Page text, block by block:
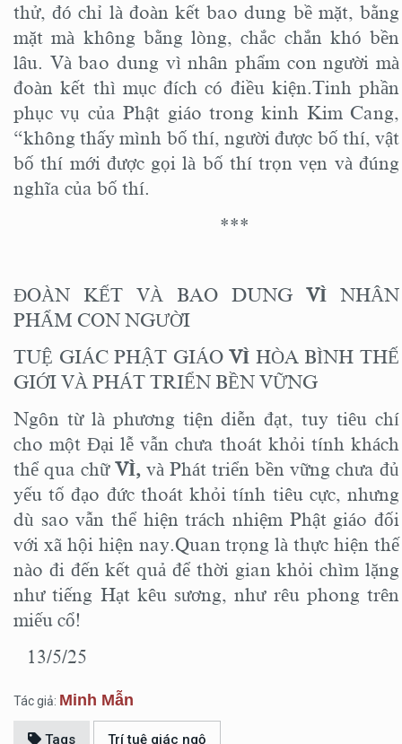
thử, đó chỉ là đoàn kết bao dung bề mặt, bằng
mặt mà không bằng lòng, chắc chắn khó bền
lâu. Và bao dung vì nhân phẩm con người mà
đoàn kết thì mục đích có điều kiện.Tinh phần
phục vụ của Phật giáo trong kinh Kim Cang,
“không thấy mình bố thí, người được bố thí, vật
bố thí mới được gọi là bố thí trọn vẹn và đúng
nghĩa của bố thí.
***
ĐOÀN KẾT VÀ BAO DUNG VÌ NHÂN
PHẨM CON NGƯỜI
TUỆ GIÁC PHẬT GIÁOVÌ HÒA BÌNH THẾ
GIỚI VÀ PHÁT TRIỂN BỀN VỮNG
Ngôn từ là phương tiện diễn đạt, tuy tiêu chí
cho một Đại lễ vẫn chưa thoát khỏi tính khách
thể qua chữ VÌ, và Phát triển bền vững chưa đủ
yếu tố đạo đức thoát khỏi tính tiêu cực, nhưng
dù sao vẫn thể hiện trách nhiệm Phật giáo đối
với xã hội hiện nay.Quan trọng là thực hiện thế
nào đi đến kết quả để thời gian khỏi chìm lặng
như tiếng Hạt kêu sương, như rêu phong trên
miếu cổ!
13/5/25
Tác giả: Minh Mẫn
Tags Trí tuệ giác ngộ